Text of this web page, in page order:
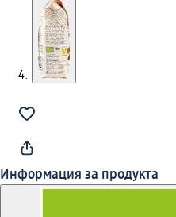
Информация за продукта